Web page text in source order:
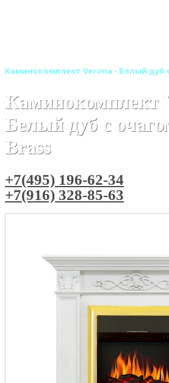
Каминокомплект Verona - Белый дуб
Каминокомплект
Белый дуб с
Brass
+7(495) 196-62-34
+7(916) 328-85-63